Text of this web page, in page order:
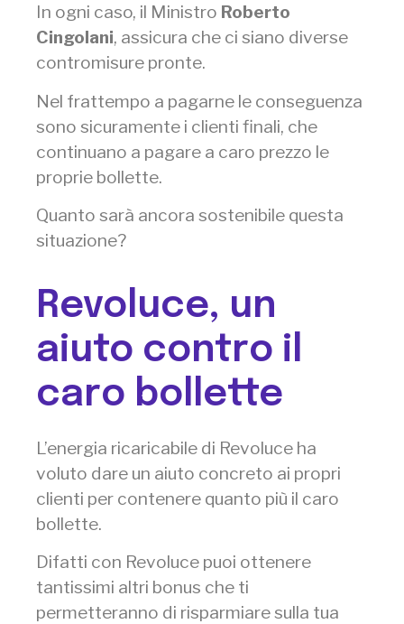
In ogni caso, il Ministro Roberto
Cingolani, assicura che ci siano diverse
contromisure pronte.
Nel frattempo a pagarne le conseguenza
sono sicuramente i clienti finali, che
continuano a pagare a caro prezzo le
proprie bollette.
Quanto sarà ancora sostenibile questa
situazione?
Revoluce, un
aiuto contro il
caro bollette
L’energia ricaricabile di Revoluce ha
voluto dare un aiuto concreto ai propri
clienti per contenere quanto più il caro
bollette.
Difatti con Revoluce puoi ottenere
tantissimi altri bonus che ti
permetteranno di risparmiare sulla tua